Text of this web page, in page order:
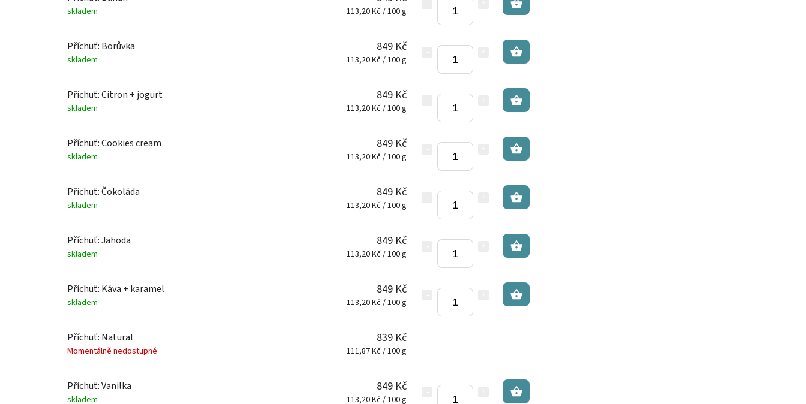
skladem 113,20 Kč / 100 g
Příchuť: Borůvka
skladem
849 Kč
113,20 Kč / 100 g
Příchuť: Citron + jogurt
skladem
849 Kč
113,20 Kč / 100 g
Příchuť: Cookies cream
skladem
849 Kč
113,20 Kč / 100 g
Příchuť: Čokoláda
skladem
849 Kč
113,20 Kč / 100 g
Příchuť: Jahoda
skladem
849 Kč
113,20 Kč / 100 g
Příchuť: Káva + karamel
skladem
849 Kč
113,20 Kč / 100 g
Příchuť: Natural
Momentálně nedostupné
839 Kč
111,87 Kč / 100 g
Příchuť: Vanilka
skladem
849 Kč
113,20 Kč / 100 g